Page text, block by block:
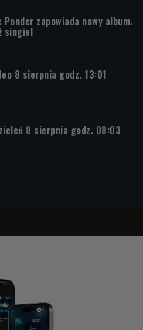
Ponder zapowiada nowy album.
singiel
8 sierpnia godz. 13:01
8 sierpnia godz. 08:03